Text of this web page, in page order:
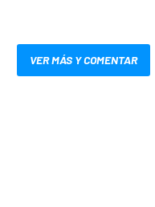
VER MÁS Y COMENTAR